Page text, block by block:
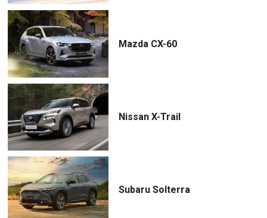
Mazda CX-60
Nissan X-Trail
Subaru Solterra